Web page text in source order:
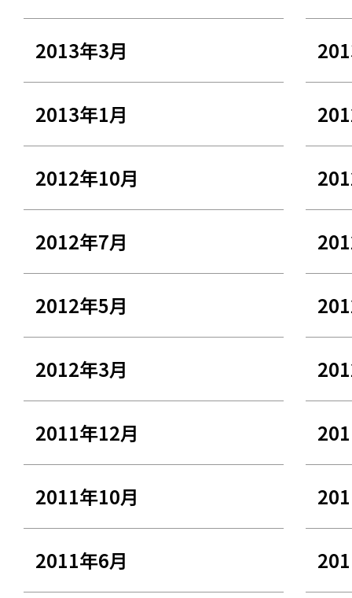
2013年3月
2013年1月
2012年10月
2012年7月
2012年5月
2012年3月
2011年12月
2011年10月
2011年6月